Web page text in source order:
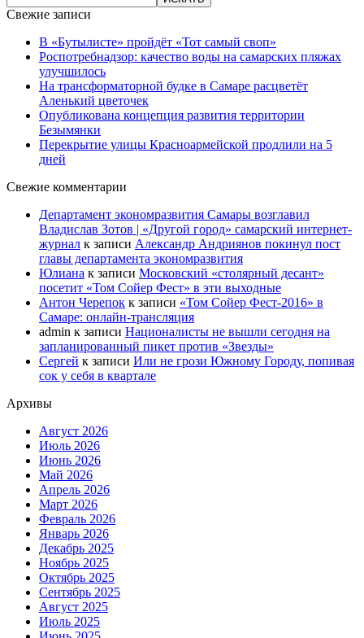
Свежие записи
В «Бутылисте» пройдёт «Тот самый своп»
Роспотребнадзор: качество воды на самарских пляжах
улучшилось
На трансформаторной будке в Самаре расцветёт
Аленький цветочек
Опубликована концепция развития территории
Безымянки
Перекрытие улицы Красноармейской продлили на 5
дней
Свежие комментарии
Департамент экономразвития Самары возглавил
Владислав Зотов | «Другой город» самарский интернет-
журнал к записи Александр Андриянов покинул пост
главы департамента экономразвития
Юлиана к записи Московский «столярный десант»
посетит «Том Сойер Фест» в эти выходные
Антон Черепок к записи «Том Сойер Фест-2016» в
Самаре: онлайн-трансляция
admin к записи Националисты не вышли сегодня на
запланированный пикет против «Звезды»
Сергей к записи Или не грози Южному Городу, попивая
сок у себя в квартале
Архивы
Август 2026
Июль 2026
Июнь 2026
Май 2026
Апрель 2026
Март 2026
Февраль 2026
Январь 2026
Декабрь 2025
Ноябрь 2025
Октябрь 2025
Сентябрь 2025
Август 2025
Июль 2025